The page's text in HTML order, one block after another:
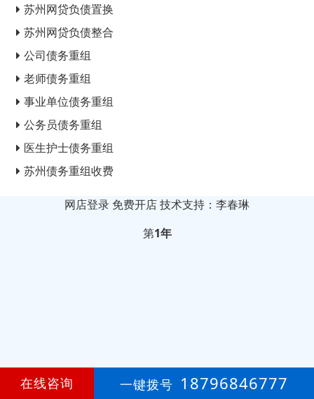
苏州网贷负债置换
苏州网贷负债整合
公司债务重组
老师债务重组
事业单位债务重组
公务员债务重组
医生护士债务重组
苏州债务重组收费
网店登录 免费开店技术支持：李春琳
第1年
在线咨询 一键拨号 18796846777